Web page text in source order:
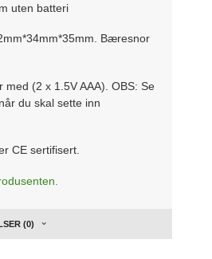
uten batteri
Bæresnor
med (2 x 1.5V AAA). OBS: Se
du skal sette inn
CE sertifisert.
(0)